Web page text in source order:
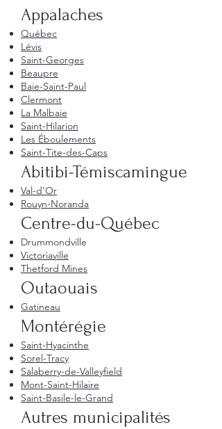
Appalaches
Québec
Lévis
Saint-Georges
Beaupre
Baie-Saint-Paul
Clermont
La Malbaie
Saint-Hilarion
Les Éboulements
Saint-Tite-des-Caps
Abitibi-Témiscamingue
Val-d'Or
Rouyn-Noranda
Centre-du-Québec
Drummondville
Victoriaville
Thetford Mines
Outaouais
Gatineau
Montérégie
Saint-Hyacinthe
Sorel-Tracy
Salaberry-de-Valleyfield
Mont-Saint-Hilaire
Saint-Basile-le-Grand
Autres municipalités